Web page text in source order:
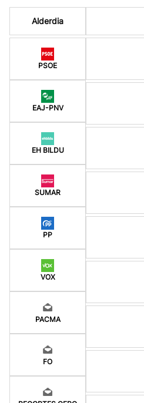
Alderdia
PSOE
EAJ-PNV
EH BILDU
SUMAR
PP
VOX
PACMA
FO